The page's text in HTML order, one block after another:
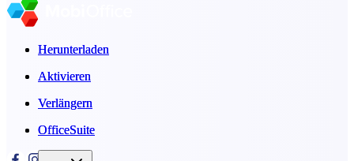
Herunterladen
Aktivieren
Verlängern
OfficeSuite
Herunterladen
Aktivieren
Verlängern
OfficeSuite